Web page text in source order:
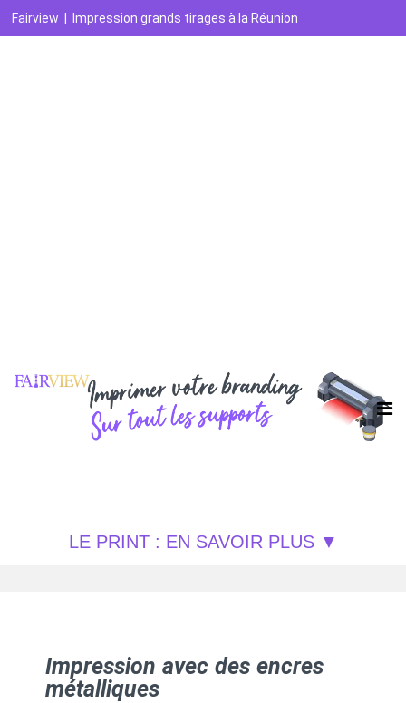
Fairview Impression grands tirages à la Réunion
LE PRINT : EN SAVOIR PLUS
Impression avec des encres
métalliques